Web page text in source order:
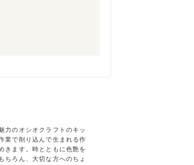
力のオシオクラフトのキッ
業で削り込んで生まれる作
きます。時とともに色艶を
ちろん、大切な方へのちょ